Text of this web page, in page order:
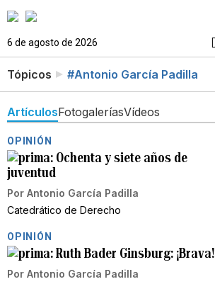
6 de agosto de 2026
Tópicos #Antonio García Padilla
ArtículosFotogaleríasVídeos
OPINIÓN
Ochenta y siete años de
juventud
Por Antonio García Padilla
Catedrático de Derecho
OPINIÓN
Ruth Bader Ginsburg: ¡Brava!
Por Antonio García Padilla